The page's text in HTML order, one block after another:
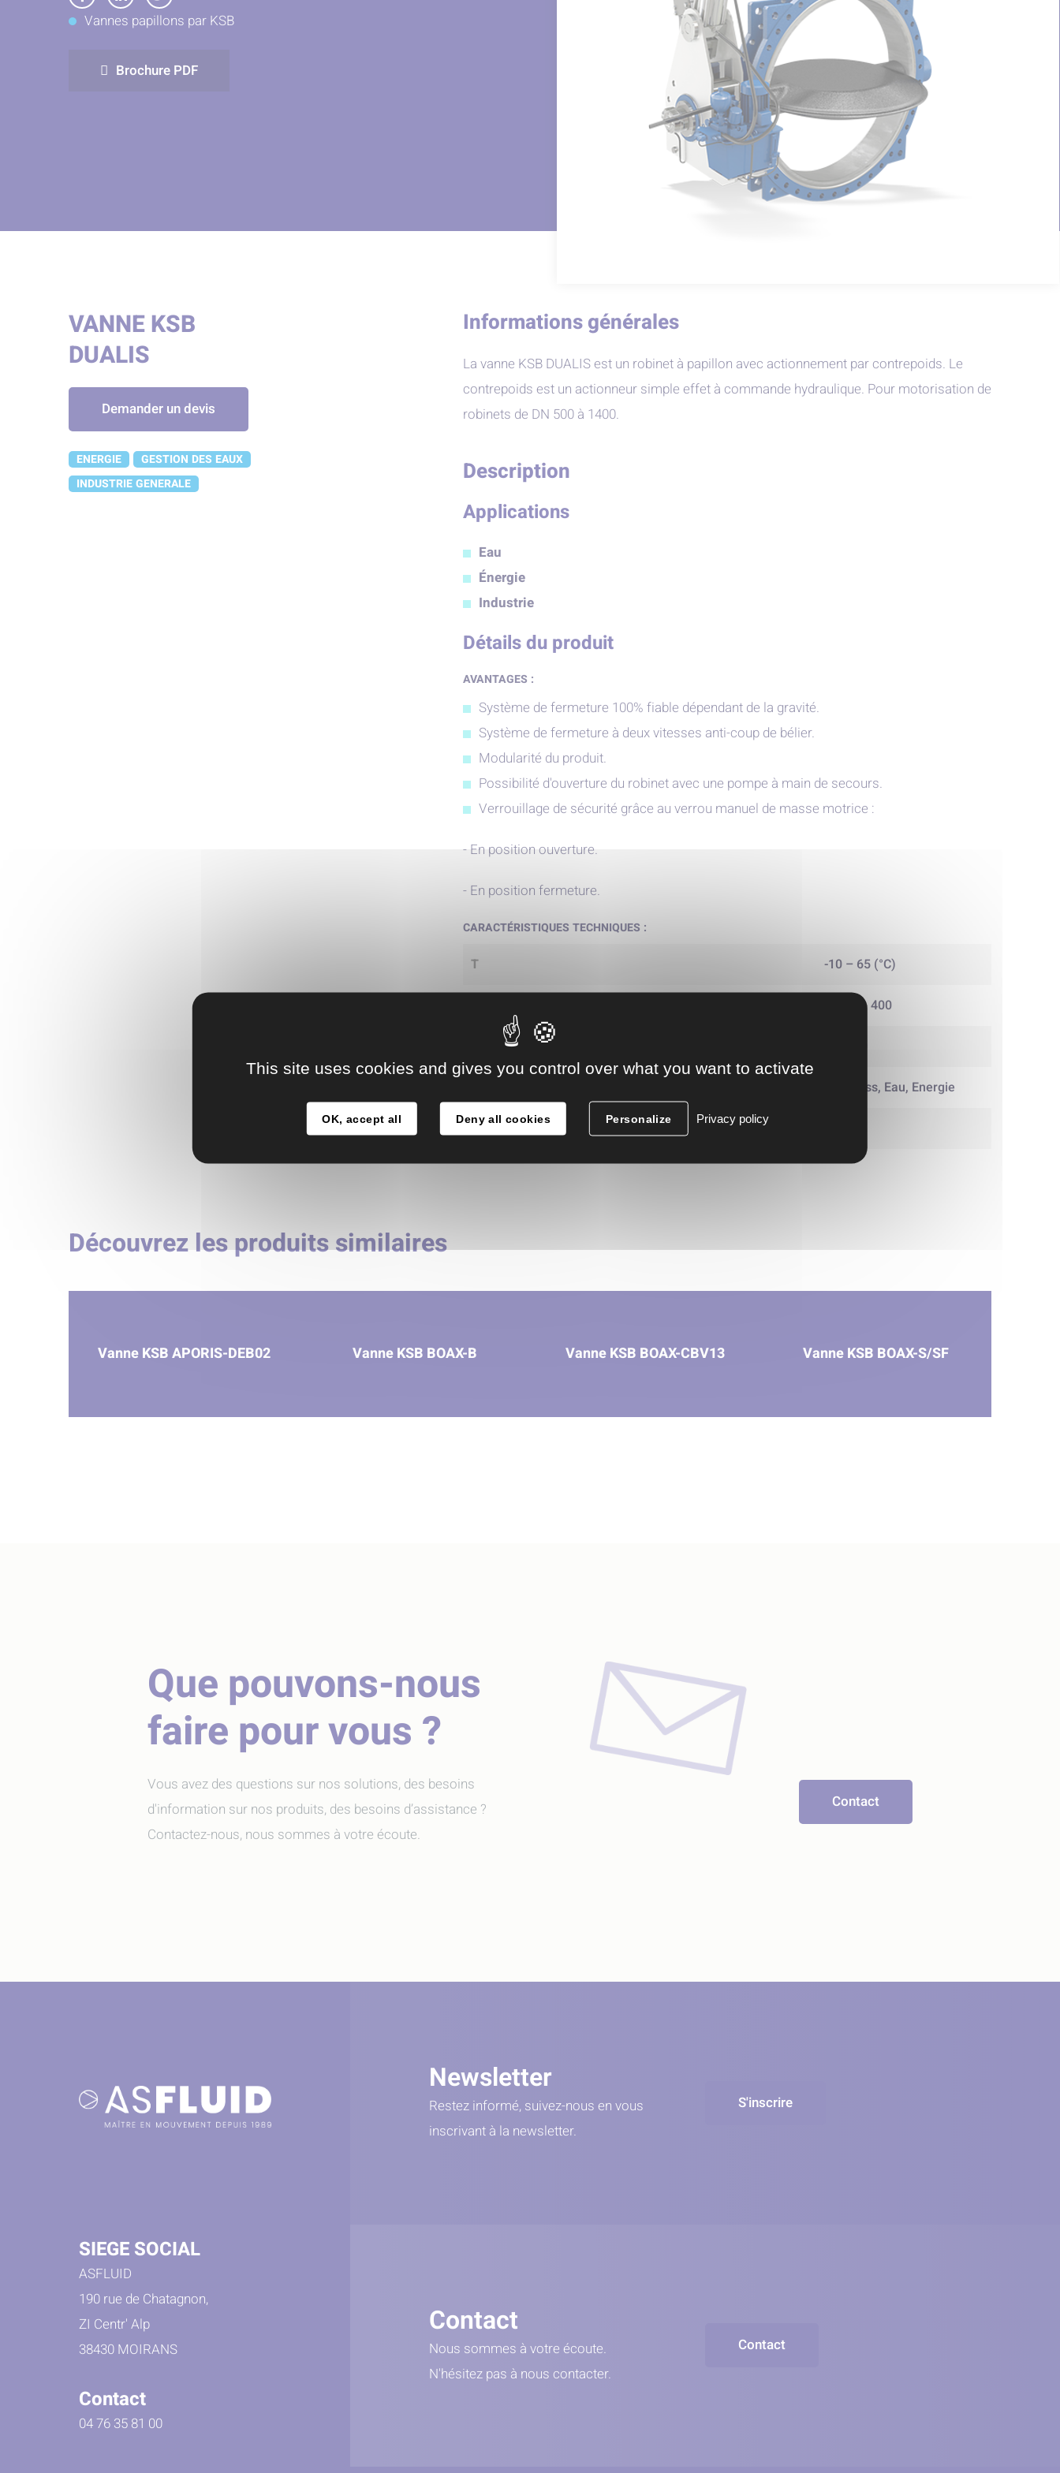
Partager
sur
Partager
sur
Partager
sur
Vannes papillons par KSB
Brochure PDF
VANNE KSB
DUALIS
Demander un devis
ENERGIE
GESTION DES EAUX
INDUSTRIE GENERALE
Informations générales
La vanne KSB DUALIS est un robinet à papillon avec actionnement par contrepoids. Le
contrepoids est un actionneur simple effet à commande hydraulique. Pour motorisation de
robinets de DN 500 à 1400.
Description
Applications
Eau
Énergie
Industrie
Détails du produit
AVANTAGES :
Système de fermeture 100% fiable dépendant de la gravité.
Système de fermeture à deux vitesses anti-coup de bélier.
Modularité du produit.
Possibilité d'ouverture du robinet avec une pompe à main de secours.
Verrouillage de sécurité grâce au verrou manuel de masse motrice :
- En position ouverture.
- En position fermeture.
CARACTÉRISTIQUES TECHNIQUES :
T -10 – 65 (°C)
500 - 1 400
Industrie et process, Eau, Energie
Press.nom. min. [bar]
Découvrez les produits similaires
Vanne KSB APORIS-DEB02 Vanne KSB BOAX-B Vanne KSB BOAX-CBV13 Vanne KSB BOAX-S/SF
Que pouvons-nous
faire pour vous ?
Vous avez des questions sur nos solutions, des besoins
d'information sur nos produits, des besoins d’assistance ?
Contactez-nous, nous sommes à votre écoute.
Contact
SIEGE SOCIAL
ASFLUID
190 rue de Chatagnon,
ZI Centr' Alp
38430 MOIRANS
Contact
04 76 35 81 00
Newsletter
Restez informé, suivez-nous en vous
inscrivant à la newsletter.
S'inscrire
Contact
Nous sommes à votre écoute.
N'hésitez pas à nous contacter.
Contact
This site uses cookies and gives you control over what you want to activate
OK, accept all Deny all cookies Personalize Privacy policy